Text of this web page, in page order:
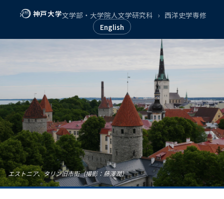
神戸大学文学部・大学院人文学研究科 › 西洋史学専修
English
エストニア、タリン旧市街（撮影：藤澤潤）